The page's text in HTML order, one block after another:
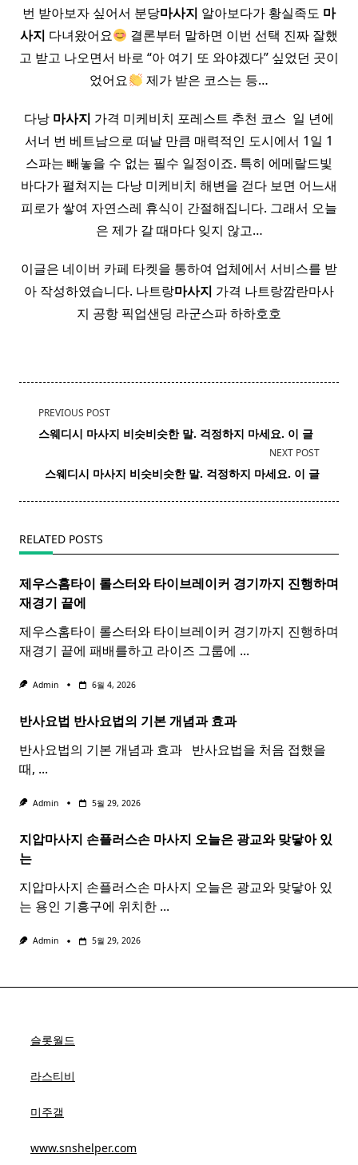
번 받아보자 싶어서 분당마사지 알아보다가 황실족도 마
사지 다녀왔어요
결론부터 말하면 이번 선택 진짜 잘했
고 받고 나오면서 바로 “아 여기 또 와야겠다” 싶었던 곳이
었어요
제가 받은 코스는 등…
다낭 마사지 가격 미케비치 포레스트 추천 코스 ​ 일 년에
서너 번 베트남으로 떠날 만큼 매력적인 도시에서 1일 1
스파는 빼놓을 수 없는 필수 일정이죠. 특히 에메랄드빛
바다가 펼쳐지는 다낭 미케비치 해변을 걷다 보면 어느새
피로가 쌓여 자연스레 휴식이 간절해집니다. 그래서 오늘
은 제가 갈 때마다 잊지 않고…
이글은 네이버 카페 타켓을 통하여 업체에서 서비스를 받
아 작성하였습니다. 나트랑마사지 가격 나트랑깜란마사
지 공항 픽업샌딩 라군스파 하하호호
<span
class="nav-
screen-
text">Page</span>
PREVIOUS POST
스웨디시 마사지 비슷비슷한 말. 걱정하지 마세요. 이 글
NEXT POST
스웨디시 마사지 비슷비슷한 말. 걱정하지 마세요. 이 글
RELATED POSTS
제우스홈타이 롤스터와타이브레이커 경기까지 진행하며
재경기 끝에
제우스홈타이 롤스터와 타이브레이커 경기까지 진행하며
재경기 끝에 패배를하고 라이즈 그룹에 ...
Admin 6월 4, 2026
반사요법 반사요법의 기본 개념과 효과 ​ ​
반사요법의 기본 개념과 효과 ​ ​ 반사요법을 처음 접했을
때, ...
Admin 5월 29, 2026
지압마사지 손플러스손 마사지 오늘은 광교와 맞닿아 있
는
지압마사지 손플러스손 마사지 오늘은 광교와 맞닿아 있
는 용인 기흥구에 위치한 ...
Admin 5월 29, 2026
슬롯월드
라스티비
미주갤
www.snshelper.com